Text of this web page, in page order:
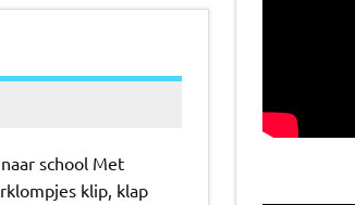
school Met
klip, klap